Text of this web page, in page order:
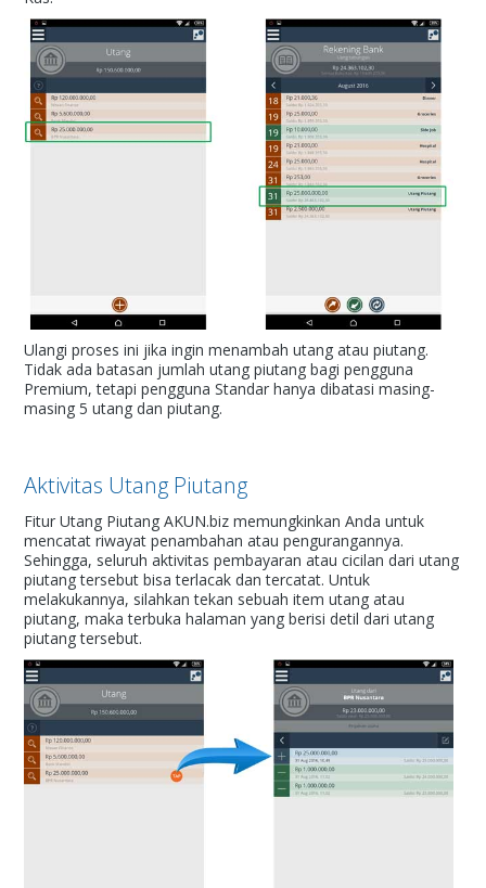
Ulangi proses ini jika ingin menambah utang atau piutang.
Tidak ada batasan jumlah utang piutang bagi pengguna
Premium, tetapi pengguna Standar hanya dibatasi masing-
masing 5 utang dan piutang.
Aktivitas Utang Piutang
Fitur Utang Piutang AKUN.biz memungkinkan Anda untuk
mencatat riwayat penambahan atau pengurangannya.
Sehingga, seluruh aktivitas pembayaran atau cicilan dari utang
piutang tersebut bisa terlacak dan tercatat. Untuk
melakukannya, silahkan tekan sebuah item utang atau
piutang, maka terbuka halaman yang berisi detil dari utang
piutang tersebut.